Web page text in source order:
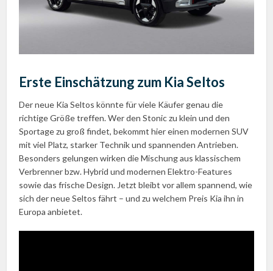
Erste Einschätzung zum Kia Seltos
Der neue Kia Seltos könnte für viele Käufer genau die
richtige Größe treffen. Wer den Stonic zu klein und den
Sportage zu groß findet, bekommt hier einen modernen SUV
mit viel Platz, starker Technik und spannenden Antrieben.
Besonders gelungen wirken die Mischung aus klassischem
Verbrenner bzw. Hybrid und modernen Elektro-Features
sowie das frische Design. Jetzt bleibt vor allem spannend, wie
sich der neue Seltos fährt – und zu welchem Preis Kia ihn in
Europa anbietet.